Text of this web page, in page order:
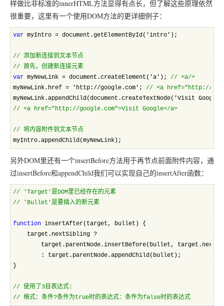
样做比非标准的innerHTML方法显得有点长，但了解这些原理依然
很重要，这里有一个使用DOM方法的更详细例子：
var myIntro = document.getElementById('intro');
// 添加新连接到文本节点
// 首先，创建新连接元素
var myNewLink = document.createElement('a'); // <a/>
myNewLink.href = 'http://google.com'; // <a href="http://
myNewLink.appendChild(document.createTextNode('Visit
// <a href="http://google.com">Visit Google</a>
// 将内容附件到文本节点
myIntro.appendChild(myNewLink);
另外DOM里还有一个insertBefore方法用于再节点前面附件内容，通
过insertBefore和appendChild我们可以实现自己的insertAfter函数：
// 'Target'是DOM里已经存在的元素
// 'Bullet'是要插入的新元素
function insertAfter(target, bullet) {
    target.nextSibling ?
target.parentNode.insertBefore(bullet,
        : target.parentNode.appendChild(bullet);
}
// 使用了3目表达式:
// 格式：条件?条件为true时的表达式：条件为false时的表达式